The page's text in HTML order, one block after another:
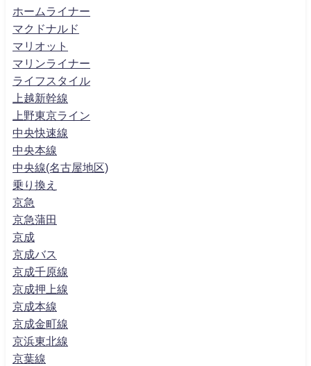
ホームライナー
マクドナルド
マリオット
マリンライナー
ライフスタイル
上越新幹線
上野東京ライン
中央快速線
中央本線
中央線(名古屋地区)
乗り換え
京急
京急蒲田
京成
京成バス
京成千原線
京成押上線
京成本線
京成金町線
京浜東北線
京葉線